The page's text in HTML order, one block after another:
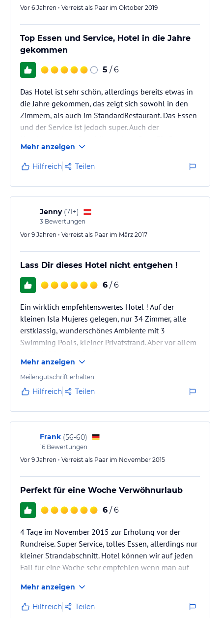
Vor 6 Jahren • Verreist als Paar im Oktober 2019
Top Essen und Service, Hotel in die Jahre
gekommen
5 / 6
Das Hotel ist sehr schön, allerdings bereits etwas in
die Jahre gekommen, das zeigt sich sowohl in den
Zimmern, als auch im StandardRestaurant. Das Essen
und der Service ist jedoch super. Auch der
und zum entspannen super geeignet.
Mehr anzeigen
Hilfreich Teilen
Jenny (71+)
3 Bewertungen
Vor 9 Jahren • Verreist als Paar im März 2017
Lass Dir dieses Hotel nicht entgehen !
6 / 6
Ein wirklich empfehlenswertes Hotel ! Auf der
kleinen Isla Mujeres gelegen, nur 34 Zimmer, alle
erstklassig, wunderschönes Ambiente mit 3
Swimming Pools, kleiner Privatstrand. Aber vor allem
grossartiger Qualität. Sehr freundliches Personal
(besonders erwähnen möchte ich den Kellner Miguel
und den Frontman Juan).
1. Kein Schnorcheln in unmittelbarer Näher vom
Hotel.
2. Preis im Spa sind astronomisch - wer bezahlt USD
259,-- für eine…
Mehr anzeigen
Meilengutschrift erhalten
Hilfreich Teilen
Frank (56-60)
16 Bewertungen
Vor 9 Jahren • Verreist als Paar im November 2015
Perfekt für eine Woche Verwöhnurlaub
6 / 6
4 Tage im November 2015 zur Erholung vor der
Rundreise. Super Service, tolles Essen, allerdings nur
kleiner Strandabschnitt. Hotel können wir auf jeden
Fall für eine Woche sehr empfehlen wenn man auf
Mehr anzeigen
Hilfreich Teilen